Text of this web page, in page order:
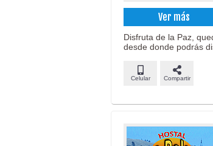
Ver más
Disfruta de la Paz,
desde donde podrás
Celular Compartir